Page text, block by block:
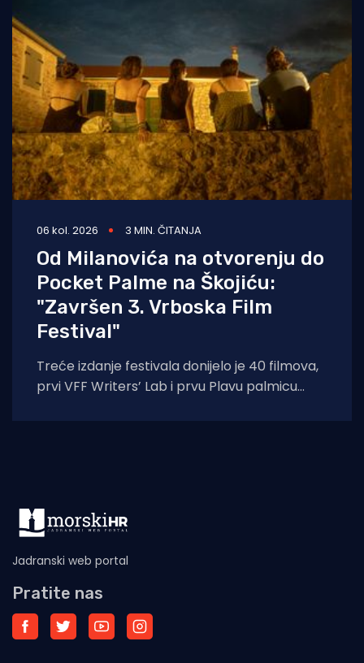
06 kol. 2026 3 MIN. ČITANJA
Od Milanovića na otvorenju do
Pocket Palme na Škojiću:
"Završen 3. Vrboska Film
Festival"
Treće izdanje festivala donijelo je 40 filmova,
prvi VFF Writers’ Lab i prvu Plavu palmicu
Jadranski web portal
Pratite nas